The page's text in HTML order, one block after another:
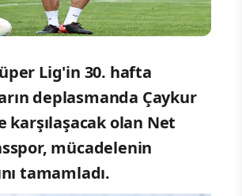
Lig'in 30. hafta
deplasmanda Çaykur
karşılaşacak olan Net
mücadelenin
tamamladı.